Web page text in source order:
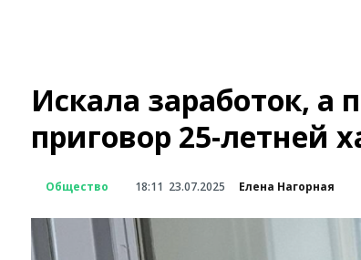
Искала заработок,
приговор 25-летней
Общество 18:11 23.07.2025 Елена Нагорная